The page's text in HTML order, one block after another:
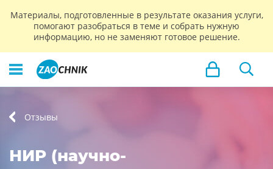
Материалы, подготовленные в результате оказания услуги,
помогают разобраться в теме и собрать нужную
информацию, но не заменяют готовое решение.
Отзывы
НИР (научно-